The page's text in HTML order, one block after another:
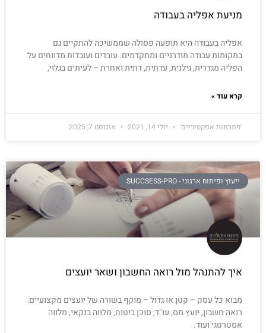
מניעת אפליה בעבודה
אפליה בעבודה היא תופעה פסולה שממשיכה להתקיים גם
במקומות עבודה מודרניים ומתקדמים. עובדים ועובדות מדווחים על
הפליה מגדרית, גילנית, עדתית, דתית ואחרת – לעיתים בגלוי,
קרא עוד »
'פתרונות אפקטיביים' יולי 14, 2021 אוגוסט 7, 2025
ייעוץ ופיתוח ארגוני - SUCCSESS-PRO
איך להתנהל מול רואה החשבון ושאר יועצים
מבוא כל עסק – קטן או גדול – מוקף בשורה של יועצים מקצועיים:
רואה חשבון, יועץ מס, עו"ד, סוכן ביטוח, מלווה בנקאי, מלווה
אסטרטגי ועוד.